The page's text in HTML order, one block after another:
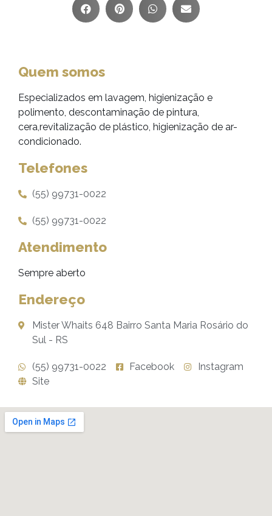
Quem somos
Especializados em lavagem, higienização e
polimento, descontaminação de pintura,
cera,revitalização de plástico, higienização de ar-
condicionado.
Telefones
(55) 99731-0022
(55) 99731-0022
Atendimento
Sempre aberto
Endereço
Mister Whaits 648 Bairro Santa Maria Rosário do
Sul - RS
(55) 99731-0022 Facebook
Instagram
Site